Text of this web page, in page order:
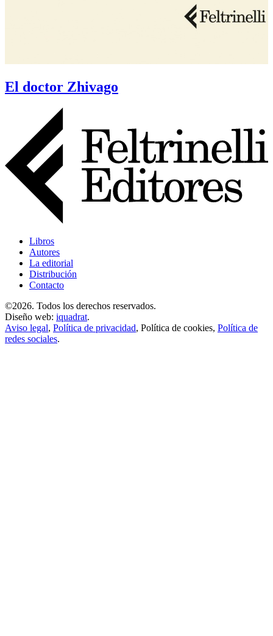
El doctor Zhivago
Libros
Autores
La editorial
Distribución
Contacto
©2026. Todos los derechos reservados.
Diseño web: iquadrat.
Aviso legal, Política de privacidad, Política de cookies, Política de
redes sociales.